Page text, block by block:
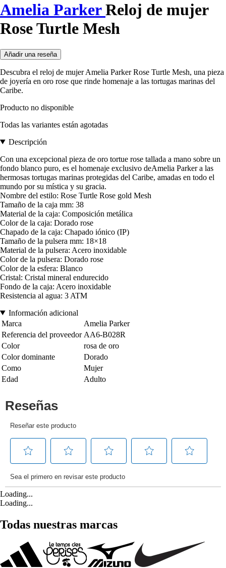
Amelia ParkerReloj de mujer
Rose Turtle Mesh
Añadir una reseña
Descubra el reloj de mujer Amelia Parker Rose Turtle Mesh, una pieza
de joyería en oro rose que rinde homenaje a las tortugas marinas del
Caribe.
Producto no disponible
Todas las variantes están agotadas
Descripción
Con una excepcional pieza de oro tortue rose tallada a mano sobre un
fondo blanco puro, es el homenaje exclusivo deAmelia Parker a las
hermosas tortugas marinas protegidas del Caribe, amadas en todo el
mundo por su mística y su gracia.
Nombre del estilo: Rose Turtle Rose gold Mesh
Tamaño de la caja mm: 38
Material de la caja: Composición metálica
Color de la caja: Dorado rose
Chapado de la caja: Chapado iónico (IP)
Tamaño de la pulsera mm: 18×18
Material de la pulsera: Acero inoxidable
Color de la pulsera: Dorado rose
Color de la esfera: Blanco
Cristal: Cristal mineral endurecido
Fondo de la caja: Acero inoxidable
Resistencia al agua: 3 ATM
Información adicional
Marca
Amelia Parker
Referencia del proveedor AA6-B028R
Color
rosa de oro
Color dominante
Dorado
Como
Mujer
Edad
Adulto
Loading...
Loading...
Todas nuestras marcas